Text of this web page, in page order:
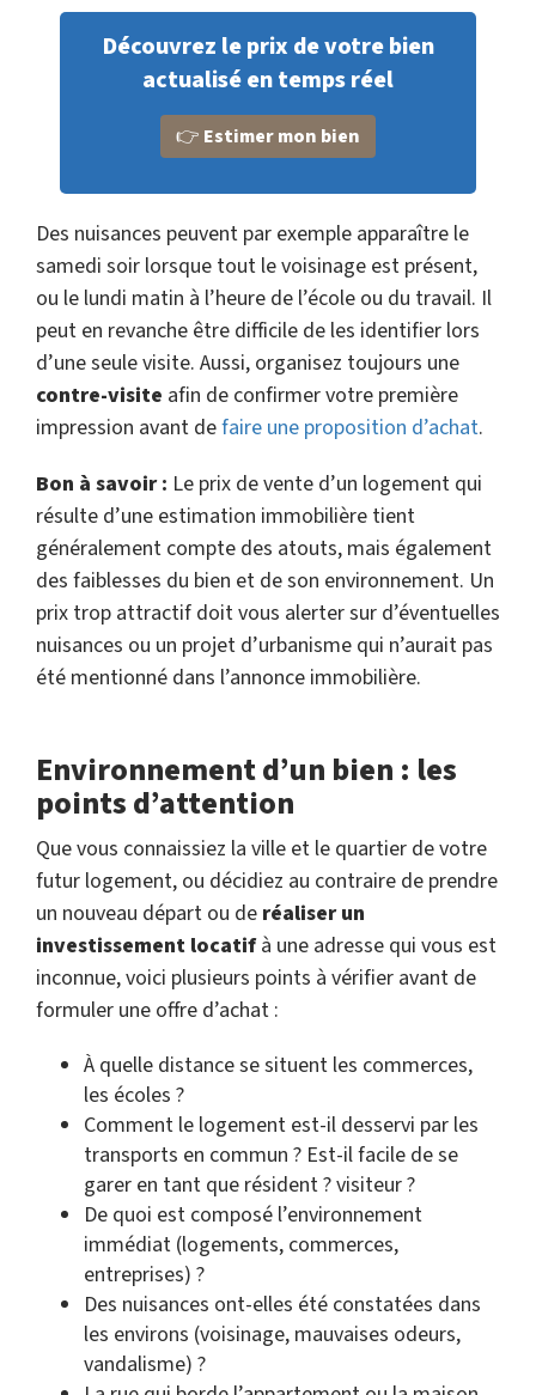
Découvrez le prix de votre bien
actualisé en temps réel
👉 Estimer mon bien
Des nuisances peuvent par exemple apparaître le
samedi soir lorsque tout le voisinage est présent,
ou le lundi matin à l’heure de l’école ou du travail. Il
peut en revanche être difficile de les identifier lors
d’une seule visite. Aussi, organisez toujours une
contre-visite afin de confirmer votre première
impression avant defaire une proposition d’achat.
Bon à savoir : Le prix de vente d’un logement qui
résulte d’une estimation immobilière tient
généralement compte des atouts, mais également
des faiblesses du bien et de son environnement. Un
prix trop attractif doit vous alerter sur d’éventuelles
nuisances ou un projet d’urbanisme qui n’aurait pas
été mentionné dans l’annonce immobilière.
Environnement d’un bien : les
points d’attention
Que vous connaissiez la ville et le quartier de votre
futur logement, ou décidiez au contraire de prendre
un nouveau départ ou de réaliser un
investissement locatifà une adresse qui vous est
inconnue, voici plusieurs points à vérifier avant de
formuler une offre d’achat :
À quelle distance se situent les commerces,
les écoles ?
Comment le logement est-il desservi par les
transports en commun ? Est-il facile de se
garer en tant que résident ? visiteur ?
De quoi est composé l’environnement
immédiat (logements, commerces,
entreprises) ?
Des nuisances ont-elles été constatées dans
les environs (voisinage, mauvaises odeurs,
vandalisme) ?